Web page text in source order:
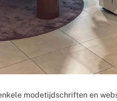
modetijdschriften en